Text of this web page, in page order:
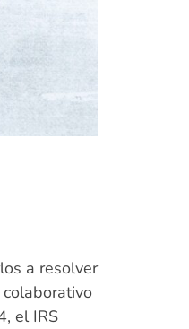
a resolver
el IRS